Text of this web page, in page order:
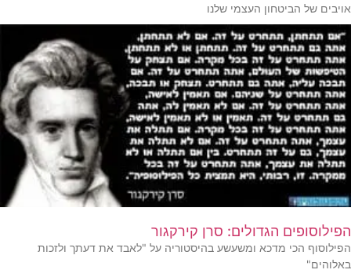
אויבים של הביטחון העצמי שלנו
הפילוסופים הגדולים: סרן קירקגור
הפילוסוף הכי מדכא ומשעשע בהיסטוריה על "לאבד את דעתך ולזכות
באלוהים"